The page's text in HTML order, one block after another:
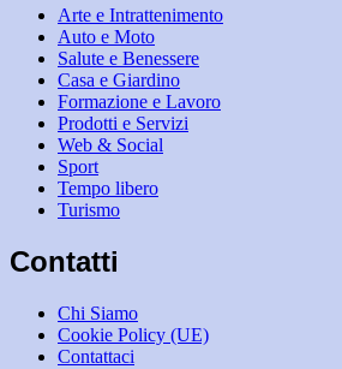
Arte e Intrattenimento
Auto e Moto
Salute e Benessere
Casa e Giardino
Formazione e Lavoro
Prodotti e Servizi
Web & Social
Sport
Tempo libero
Turismo
Contatti
Chi Siamo
Cookie Policy (UE)
Contattaci